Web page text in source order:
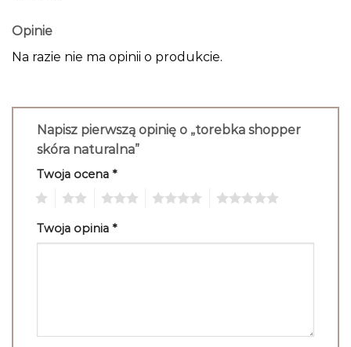
Opinie
Na razie nie ma opinii o produkcie.
Napisz pierwszą opinię o „torebka shopper
skóra naturalna”
Twoja ocena *
Twoja opinia *